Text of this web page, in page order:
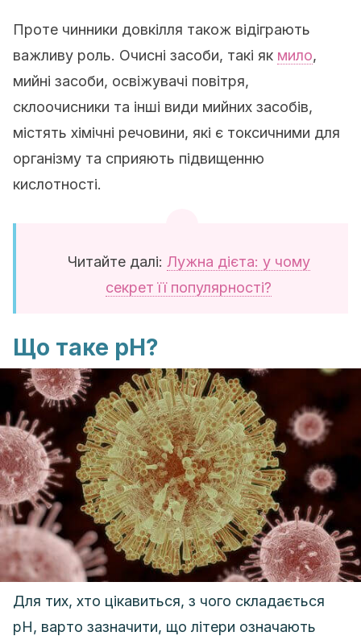
Проте чинники довкілля також відіграють
важливу роль. Очисні засоби, такі як мило,
мийні засоби, освіжувачі повітря,
склоочисники та інші види мийних засобів,
містять хімічні речовини, які є токсичними для
організму та сприяють підвищенню
кислотності.
Читайте далі: Лужна дієта: у чому
секрет її популярності?
Що таке рН?
Для тих, хто цікавиться, з чого складається
рН, варто зазначити, що літери означають